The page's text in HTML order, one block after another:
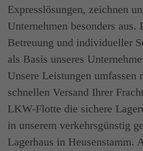
Expresslösungen, zeichnen
Unternehmen besonders aus.
Betreuung und individueller
als Basis unseres
Unsere Leistungen umfassen
schnellen Versand Ihrer
LKW-Flotte die sichere
in unserem verkehrsgünstig
Lagerhaus in Heusenstamm.